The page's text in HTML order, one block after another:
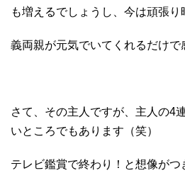
も増えるでしょうし、今は頑張り
義両親が元気でいてくれるだけで
さて、その主人ですが、主人の4
いところでもあります（笑）
テレビ鑑賞で終わり！と想像がつ